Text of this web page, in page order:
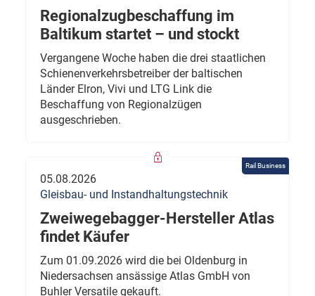
Regionalzugbeschaffung im
Baltikum startet – und stockt
Vergangene Woche haben die drei staatlichen
Schienenverkehrsbetreiber der baltischen
Länder Elron, Vivi und LTG Link die
Beschaffung von Regionalzügen
ausgeschrieben.
Rail Business
05.08.2026
Gleisbau- und Instandhaltungstechnik
Zweiwegebagger-Hersteller Atlas
findet Käufer
Zum 01.09.2026 wird die bei Oldenburg in
Niedersachsen ansässige Atlas GmbH von
Buhler Versatile gekauft.